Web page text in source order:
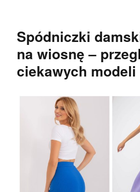
Spódniczki
na wiosnę –
ciekawych modeli